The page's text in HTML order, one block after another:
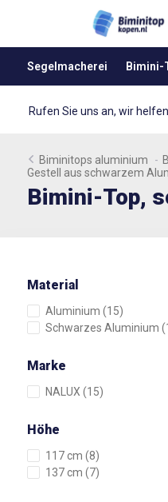
Segelmacherei Bimini-
Rufen Sie uns an, wir
Biminitops aluminium -
Gestell aus schwarzem
Bimini-Top,
Material
Aluminium (15)
Schwarzes Aluminium
Marke
NALUX (15)
Höhe
117 cm (8)
137 cm (7)